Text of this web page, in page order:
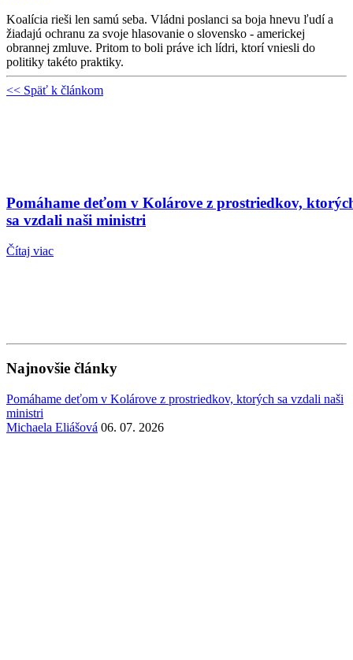
Koalícia rieši len samú seba. Vládni poslanci sa boja hnevu ľudí a
žiadajú ochranu za svoje hlasovanie o slovensko - americkej
obrannej zmluve. Pritom to boli práve ich lídri, ktorí vniesli do
politiky takéto praktiky.
<< Späť k článkom
Pomáhame deťom v Kolárove z prostriedkov,
sa vzdali naši ministri
Čítaj viac
Najnovšie články
Pomáhame deťom v Kolárove z prostriedkov, ktorých sa vzdali naši
ministri
Michaela Eliášová 06. 07. 2026